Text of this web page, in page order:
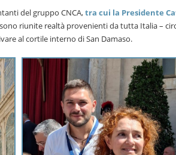
del gruppo CNCA,tra cui la Presidente
riunite realtà provenienti da tutta Italia –
al cortile interno di San Damaso.